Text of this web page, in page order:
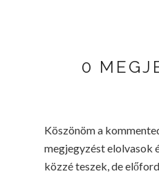
0
Köszönöm a
megjegyzést elolvasok
közzé teszek, de